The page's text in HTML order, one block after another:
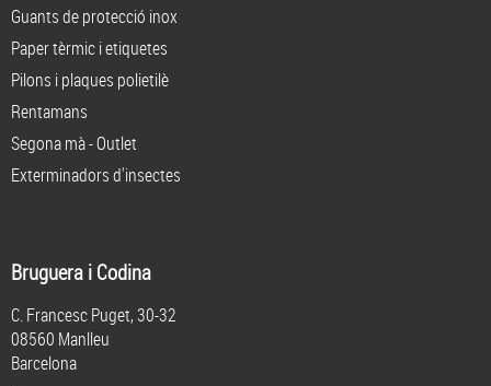
Guants de protecció inox
Paper tèrmic i etiquetes
Pilons i plaques polietilè
Rentamans
Segona mà - Outlet
Exterminadors d'insectes
Bruguera i Codina
C. Francesc Puget, 30-32
08560 Manlleu
Barcelona